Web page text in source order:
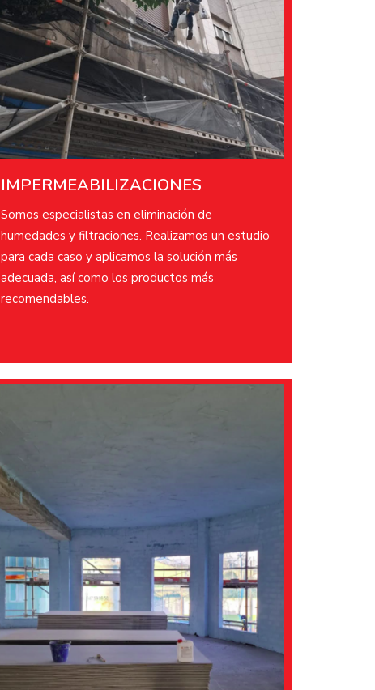
IMPERMEABILIZACIONES​
Somos especialistas en eliminación de
humedades y filtraciones. Realizamos un estudio
para cada caso y aplicamos la solución más
adecuada, así como los productos más
recomendables.